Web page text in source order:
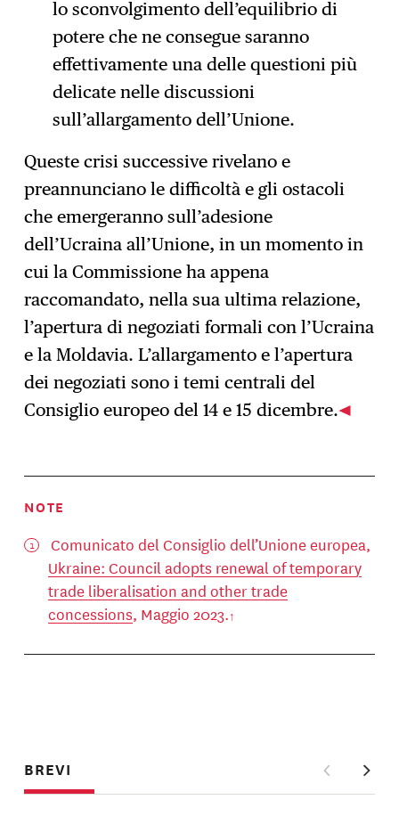
lo sconvolgimento dell’equilibrio di
potere che ne consegue saranno
effettivamente una delle questioni più
delicate nelle discussioni
sull’allargamento dell’Unione.
Queste crisi successive rivelano e
preannunciano le difficoltà e gli ostacoli
che emergeranno sull’adesione
dell’Ucraina all’Unione, in un momento in
cui la Commissione ha appena
raccomandato, nella sua ultima relazione,
l’apertura di negoziati formali con l’Ucraina
e la Moldavia. L’allargamento e l’apertura
dei negoziati sono i temi centrali del
Consiglio europeo del 14 e 15 dicembre.
NOTE
Comunicato del Consiglio dell’Unione europea,
Ukraine: Council adopts renewal of temporary
trade liberalisation and other trade
concessions, Maggio 2023.
BREVI